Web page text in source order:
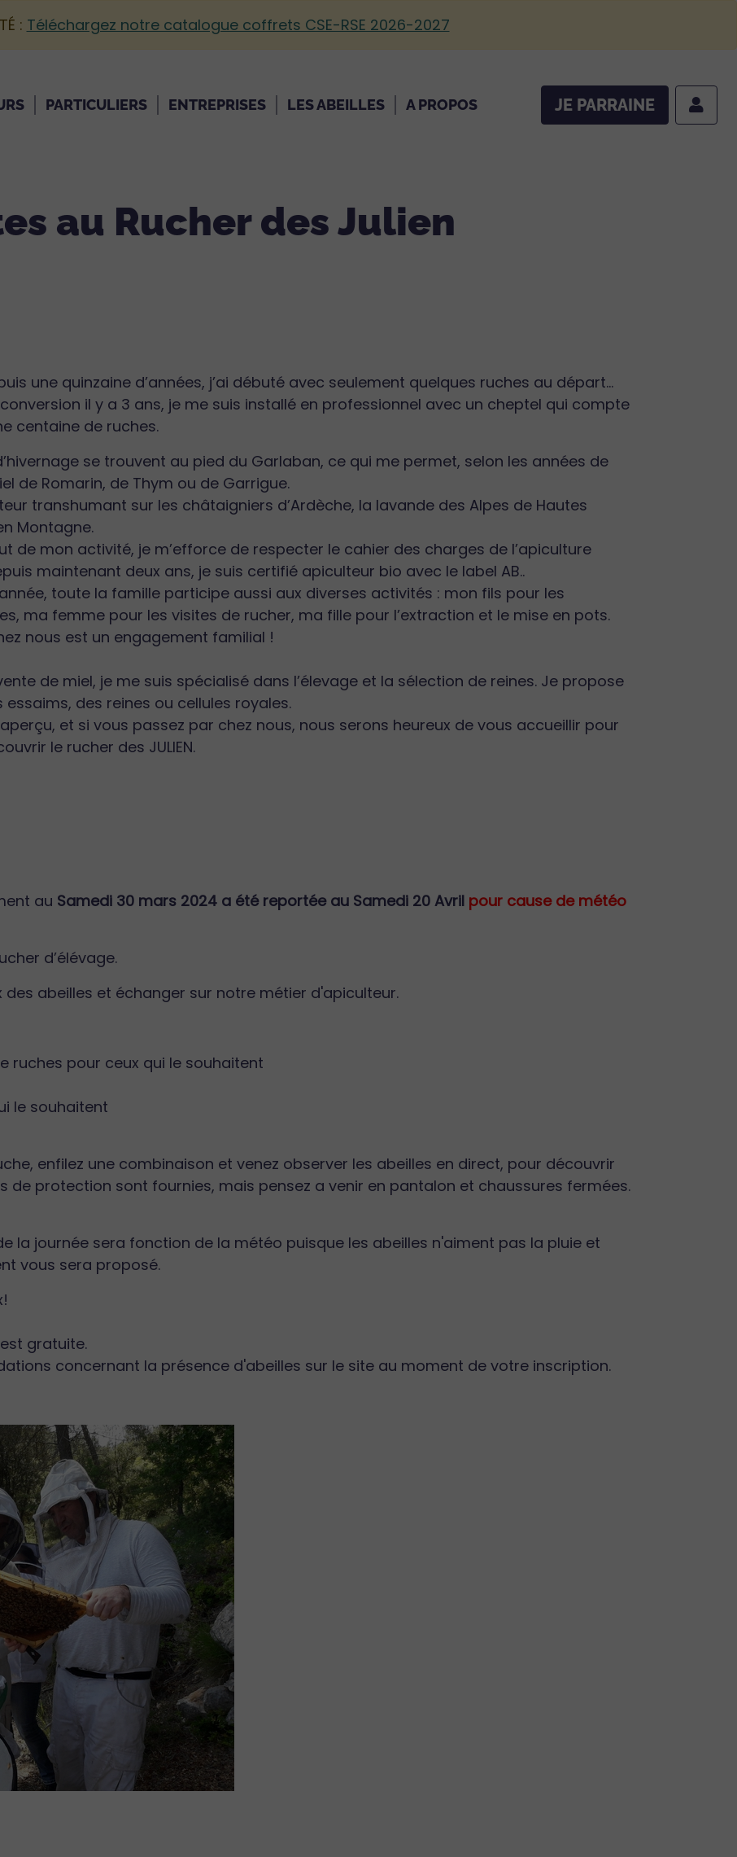
: Téléchargez notre catalogue coffrets CSE-RSE 2026-2027
PARTICULIERS ENTREPRISES LES ABEILLES A PROPOS JE PARRAINE
au Rucher des Julien
une quinzaine d’années, j’ai débuté avec seulement quelques ruches au départ…
il y a 3 ans, je me suis installé en professionnel avec un cheptel qui compte
centaine de ruches.
se trouvent au pied du Garlaban, ce qui me permet, selon les années de
de Romarin, de Thym ou de Garrigue.
transhumant sur les châtaigniers d’Ardèche, la lavande des Alpes de Hautes
Montagne.
de mon activité, je m’efforce de respecter le cahier des charges de l’apiculture
maintenant deux ans, je suis certifié apiculteur bio avec le label AB..
toute la famille participe aussi aux diverses activités : mon fils pour les
ma femme pour les visites de rucher, ma fille pour l’extraction et le mise en pots.
nous est un engagement familial !
de miel, je me suis spécialisé dans l’élevage et la sélection de reines. Je propose
essaims, des reines ou cellules royales.
et si vous passez par chez nous, nous serons heureux de vous accueillir pour
le rucher des JULIEN.
au Samedi 30 mars 2024 a été reportée au Samedi 20 Avril pour cause de météo
d’élévage.
abeilles et échanger sur notre métier d'apiculteur.
ruches pour ceux qui le souhaitent
le souhaitent
enfilez une combinaison et venez observer les abeilles en direct, pour découvrir
de protection sont fournies, mais pensez a venir en pantalon et chaussures fermées.
la journée sera fonction de la météo puisque les abeilles n'aiment pas la pluie et
vous sera proposé.
gratuite.
concernant la présence d'abeilles sur le site au moment de votre inscription.